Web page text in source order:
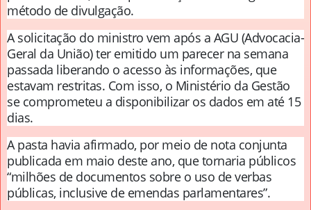
método de divulgação.
A solicitação do ministro vem após a AGU (Advocacia-
Geral da União) ter emitido um parecer na semana
passada liberando o acesso às informações, que
estavam restritas. Com isso, o Ministério da Gestão
se comprometeu a disponibilizar os dados em até 15
dias.
A pasta havia afirmado, por meio de nota conjunta
publicada em maio deste ano, que tornaria públicos
“milhões de documentos sobre o uso de verbas
públicas, inclusive de emendas parlamentares”.